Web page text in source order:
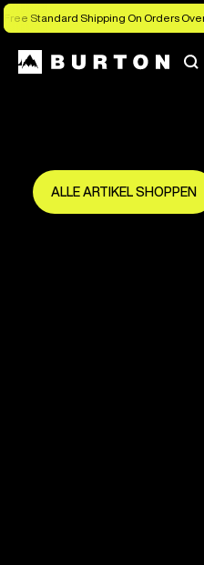
Free Standard Shipping On Orders
Spare bis zu 50 %
ALLE ARTIKEL SHOPPEN